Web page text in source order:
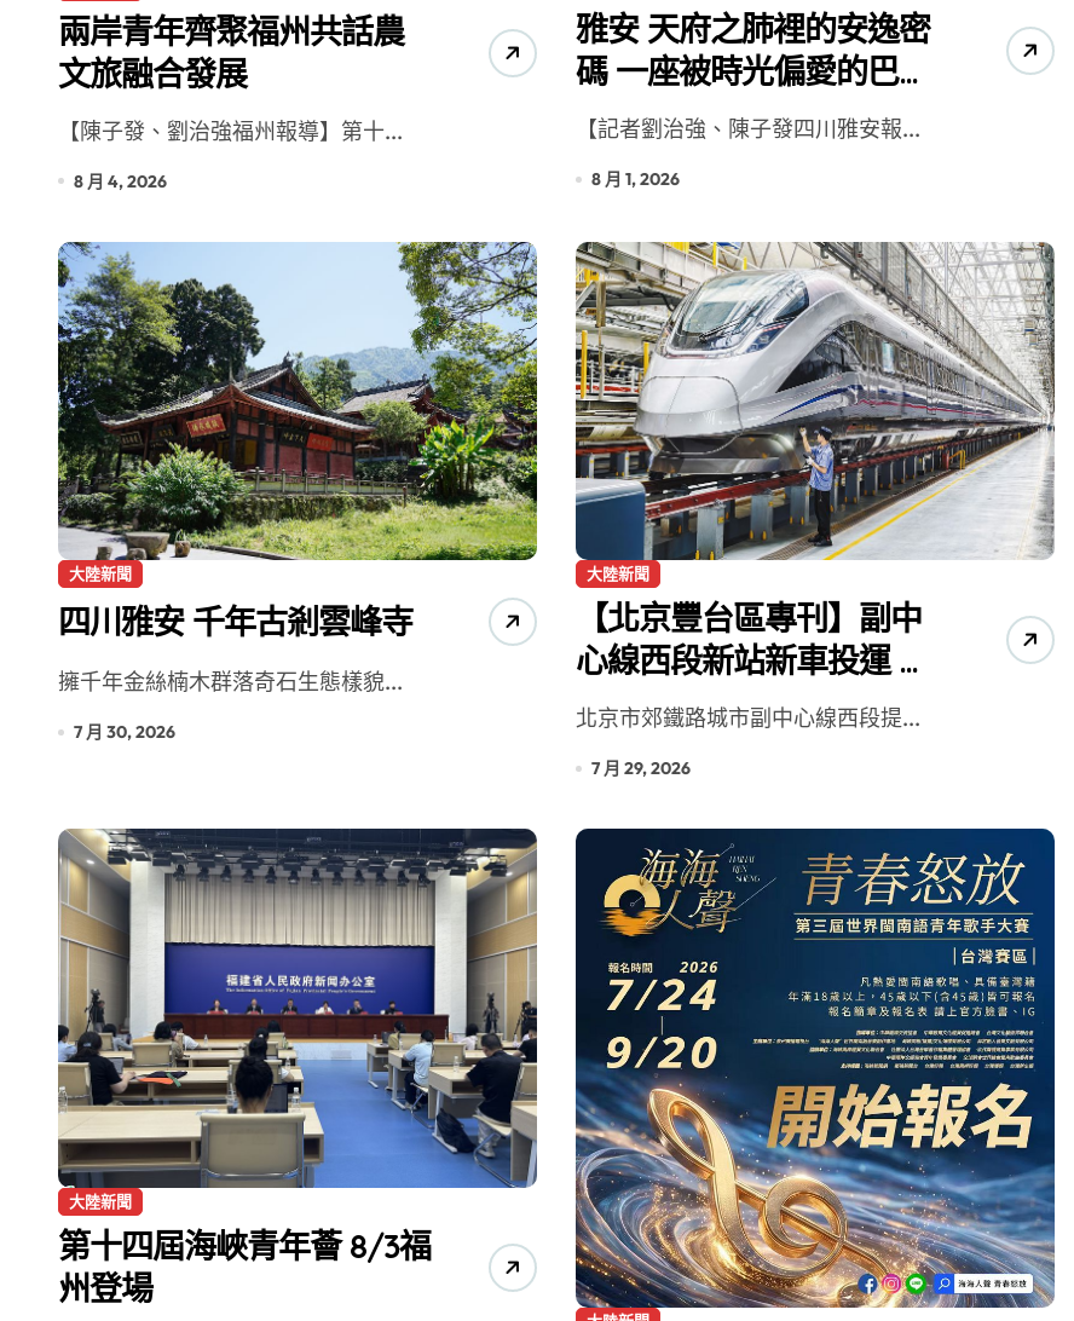
兩岸青年齊聚福州共話農
文旅融合發展
【陳子發、劉治強福州報導】第十...
8 月 4, 2026
雅安 天府之肺裡的安逸密
碼 一座被時光偏愛的巴適
小城【記者劉治強、陳子發四川雅安報...
8 月 1, 2026
大陸新聞
四川雅安 千年古剎雲峰寺
擁千年金絲楠木群落奇石生態樣貌...
7 月 30, 2026
大陸新聞
【北京豐台區專刊】副中
心線西段新站新車投運 坐
著小火車通勤更省力
北京市郊鐵路城市副中心線西段提...
7 月 29, 2026
大陸新聞
第十四屆海峽青年薈 8/3福
州登場